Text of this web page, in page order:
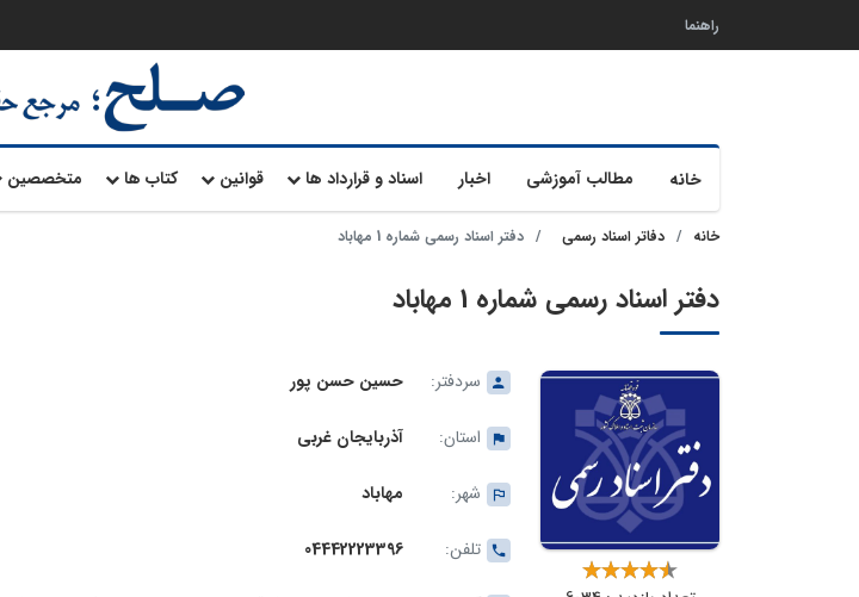
راهنما
خانه مطالب آموزشی اخبار اسناد و قرارداد ها قوانین کتاب ها متخصصین
خانه دفاتر اسناد رسمی دفتر اسناد رسمی شماره 1 مهاباد
دفتر اسناد رسمی شماره 1 مهاباد
سردفتر: حسین حسن پور
استان: آذربایجان غربی
شهر: مهاباد
تلفن: 04442223396